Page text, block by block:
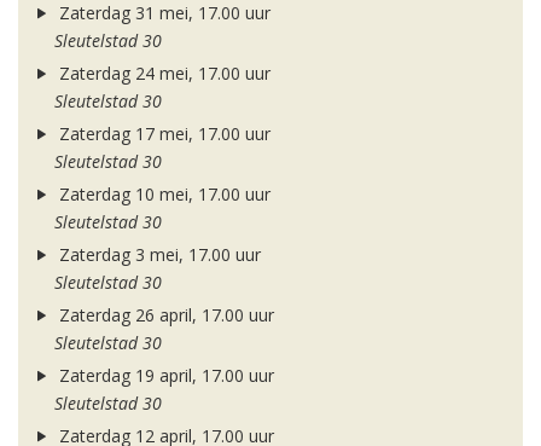
Zaterdag 31 mei, 17.00 uur
Sleutelstad 30
Zaterdag 24 mei, 17.00 uur
Sleutelstad 30
Zaterdag 17 mei, 17.00 uur
Sleutelstad 30
Zaterdag 10 mei, 17.00 uur
Sleutelstad 30
Zaterdag 3 mei, 17.00 uur
Sleutelstad 30
Zaterdag 26 april, 17.00 uur
Sleutelstad 30
Zaterdag 19 april, 17.00 uur
Sleutelstad 30
Zaterdag 12 april, 17.00 uur